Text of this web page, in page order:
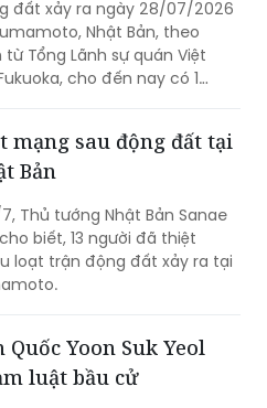
đất xảy ra ngày 28/07/2026
Nhật Bản, theo
Tổng Lãnh sự quán Việt
cho đến nay có 1
đất.
mạng sau động đất tại
Bản
Thủ tướng Nhật Bản Sanae
biết, 13 người đã thiệt
loạt trận động đất xảy ra tại
Yoon Suk Yeol
luật bầu cử